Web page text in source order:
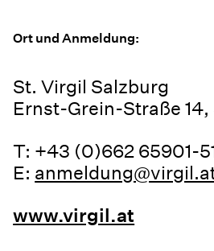
Ort und Anmeldung:
St. Virgil Salzburg
Ernst-Grein-Straße
T: +43 (0)662 65901-
E:
www.virgil.at